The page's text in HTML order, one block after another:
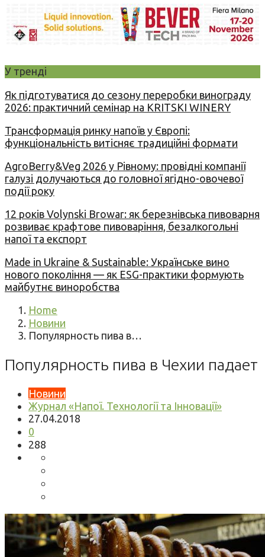
У тренді
Як підготуватися до сезону переробки винограду
2026: практичний семінар на KRITSKI WINERY
Трансформація ринку напоїв у Європі:
функціональність витісняє традиційні формати
AgroBerry&Veg 2026 у Рівному: провідні компанії
галузі долучаються до головної ягідно-овочевої
події року
12 років Volynski Browar: як березнівська пивоварня
розвиває крафтове пивоваріння, безалкогольні
напої та експорт
Made in Ukraine & Sustainable: Українське вино
нового покоління — як ESG-практики формують
майбутнє виноробства
Home
Новини
Популярность пива в…
Популярность пива в Чехии падает
Новини
Журнал «Напої. Технології та Інновації»
27.04.2018
0
288